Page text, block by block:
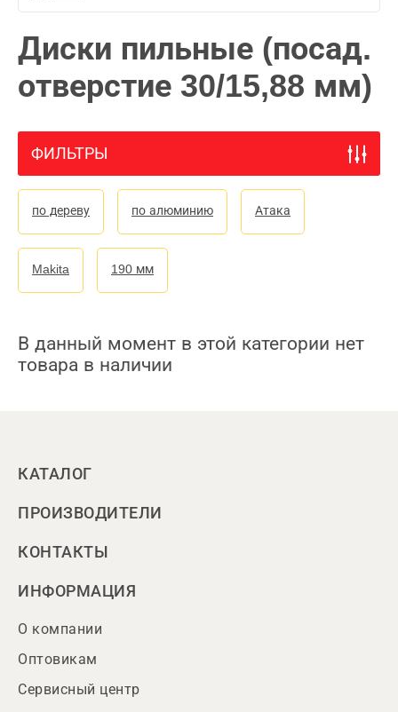
Диски пильные (посад.
отверстие 30/15,88 мм)
ФИЛЬТРЫ
по дереву по алюминию Атака
Makita 190 мм
В данный момент в этой категории нет
товара в наличии
КАТАЛОГ
ПРОИЗВОДИТЕЛИ
КОНТАКТЫ
ИНФОРМАЦИЯ
О компании
Оптовикам
Сервисный центр